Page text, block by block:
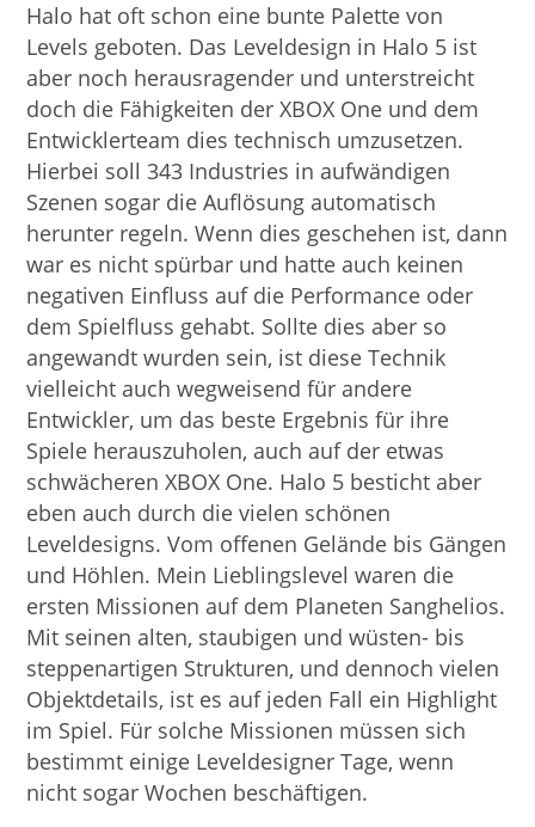
Halo hat oft schon eine bunte Palette von
Levels geboten. Das Leveldesign in Halo 5 ist
aber noch herausragender und unterstreicht
doch die Fähigkeiten der XBOX One und dem
Entwicklerteam dies technisch umzusetzen.
Hierbei soll 343 Industries in aufwändigen
Szenen sogar die Auflösung automatisch
herunter regeln. Wenn dies geschehen ist, dann
war es nicht spürbar und hatte auch keinen
negativen Einfluss auf die Performance oder
dem Spielfluss gehabt. Sollte dies aber so
angewandt wurden sein, ist diese Technik
vielleicht auch wegweisend für andere
Entwickler, um das beste Ergebnis für ihre
Spiele herauszuholen, auch auf der etwas
schwächeren XBOX One. Halo 5 besticht aber
eben auch durch die vielen schönen
Leveldesigns. Vom offenen Gelände bis Gängen
und Höhlen. Mein Lieblingslevel waren die
ersten Missionen auf dem Planeten Sanghelios.
Mit seinen alten, staubigen und wüsten- bis
steppenartigen Strukturen, und dennoch vielen
Objektdetails, ist es auf jeden Fall ein Highlight
im Spiel. Für solche Missionen müssen sich
bestimmt einige Leveldesigner Tage, wenn
nicht sogar Wochen beschäftigen.